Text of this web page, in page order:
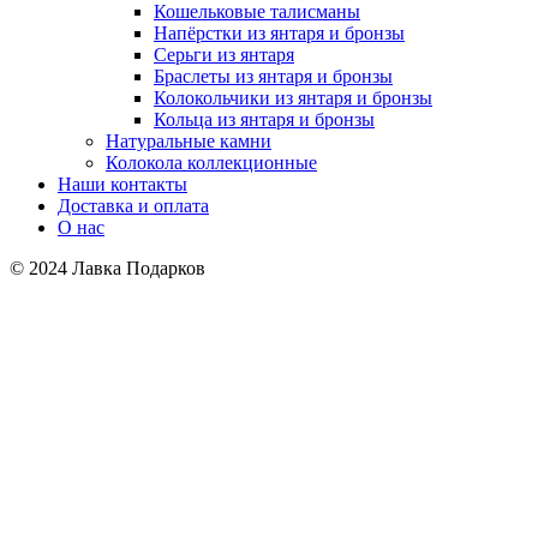
Кошельковые талисманы
Напёрстки из янтаря и бронзы
Серьги из янтаря
Браслеты из янтаря и бронзы
Колокольчики из янтаря и бронзы
Кольца из янтаря и бронзы
Натуральные камни
Колокола коллекционные
Наши контакты
Доставка и оплата
О нас
© 2024 Лавка Подарков